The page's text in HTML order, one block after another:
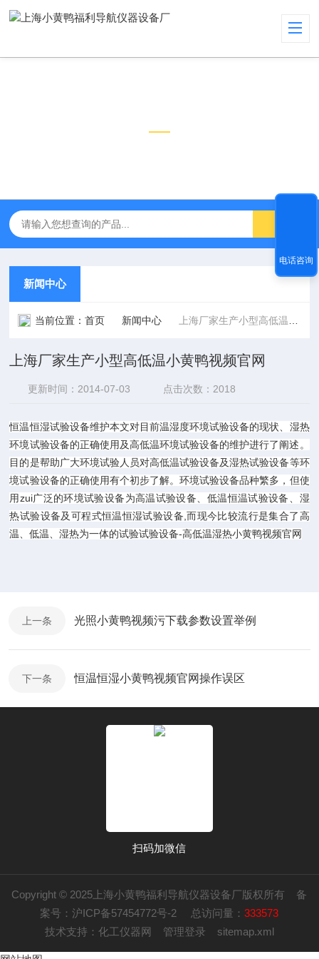
新闻中心
当前位置：首页 新闻中心 上海厂家生产小型高低温小黄鸭视频官网
上海厂家生产小型高低温小黄鸭视频官网
更新时间：2014-07-03 点击次数：2018
恒温恒湿试验设备维护本文对目前温湿度环境试验设备的现状、湿热
环境试验设备的正确使用及高低温环境试验设备的维护进行了阐述。
目的是帮助广大环境试验人员对高低温试验设备及湿热试验设备等环
境试验设备的正确使用有个初步了解。环境试验设备品种繁多，但使
用zui广泛的环境试验设备为高温试验设备、低温恒温试验设备、湿
热试验设备及可程式恒温恒湿试验设备,而现今比较流行是集合了高
温、低温、湿热为一体的试验试验设备-高低温湿热小黄鸭视频官网
上一条 光照小黄鸭视频污下载参数设置举例
下一条 恒温恒湿小黄鸭视频官网操作误区
扫码加微信
Copyright © 2025上海小黄鸭福利导航仪器设备厂版权所有 备
案号：沪ICP备57454772号-2
总访问量：333573
技术支持： 化工仪器网 管理登录 sitemap.xml
电话咨询